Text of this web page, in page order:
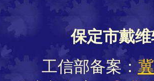
保定市戴
工信部备案：